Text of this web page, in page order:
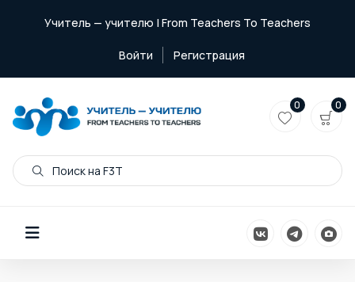
Учитель — учителю | From Teachers To Teachers
Войти Регистрация
Поиск на F3T
0 0